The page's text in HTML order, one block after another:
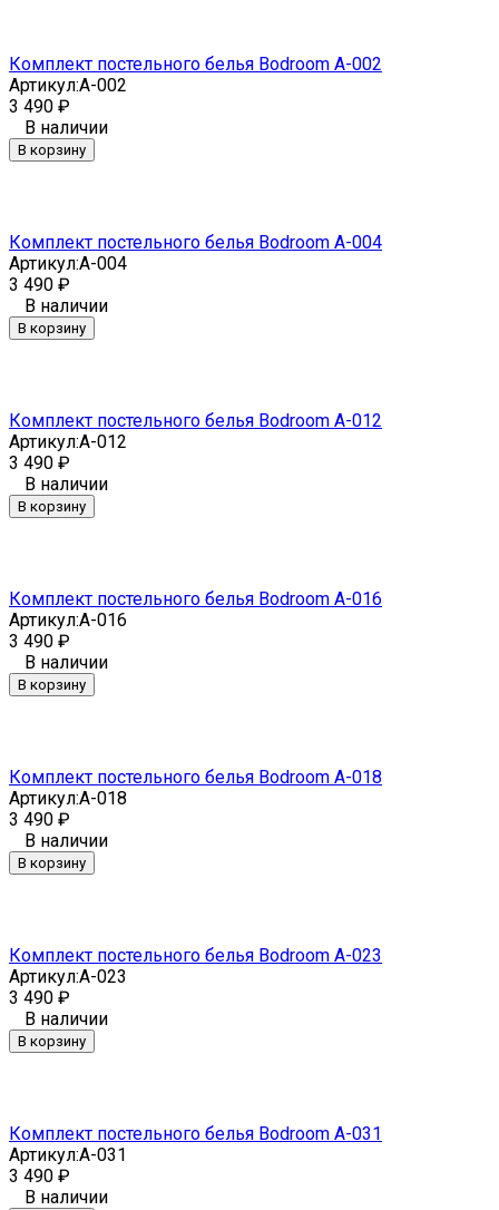
Комплект постельного белья Bodroom A-002
Артикул:A-002
3 490 ₽
В наличии
В корзину
Комплект постельного белья Bodroom A-004
Артикул:A-004
3 490 ₽
В наличии
В корзину
Комплект постельного белья Bodroom A-012
Артикул:A-012
3 490 ₽
В наличии
В корзину
Комплект постельного белья Bodroom A-016
Артикул:A-016
3 490 ₽
В наличии
В корзину
Комплект постельного белья Bodroom A-018
Артикул:A-018
3 490 ₽
В наличии
В корзину
Комплект постельного белья Bodroom A-023
Артикул:A-023
3 490 ₽
В наличии
В корзину
Комплект постельного белья Bodroom A-031
Артикул:A-031
3 490 ₽
В наличии